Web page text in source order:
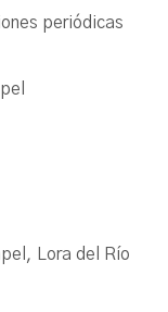
periódicas
Lora del Río